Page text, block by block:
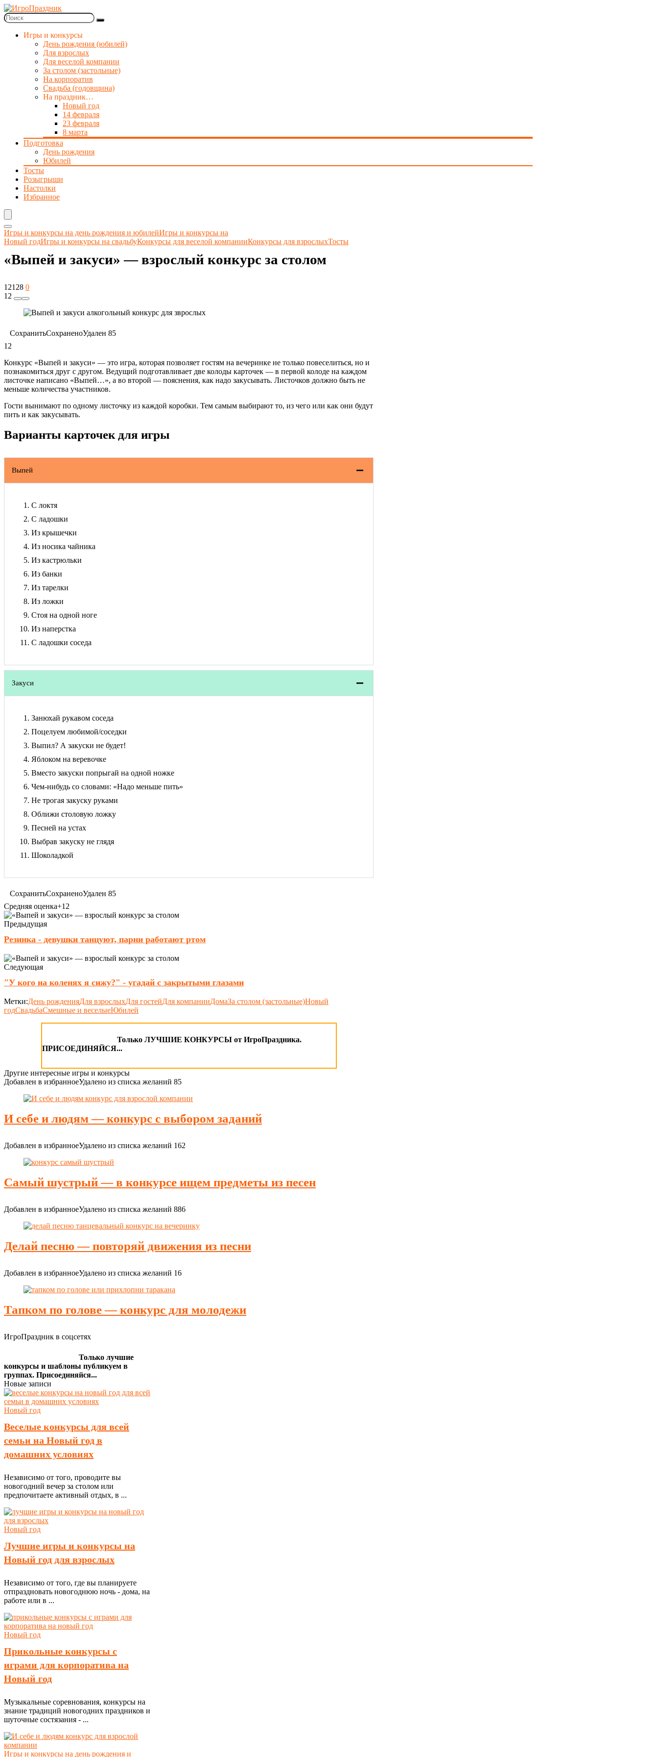
Игры и конкурсы
День рождения (юбилей)
Для взрослых
Для веселой компании
За столом (застольные)
На корпоратив
Свадьба (годовщина)
На праздник…
Новый год
14 февраля
23 февраля
8 марта
Подготовка
День рождения
Юбилей
Тосты
Розыгрыши
Настолки
Избранное
Игры и конкурсы на день рождения и юбилейИгры и конкурсы на
Новый годИгры и конкурсы на свадьбуКонкурсы для веселой компанииКонкурсы для взрослыхТосты
«Выпей и закуси» — взрослый конкурс за столом
12128 0
12
СохранитьСохраненоУдален 85
12
Конкурс «Выпей и закуси» — это игра, которая позволяет гостям на вечеринке не только повеселиться, но и
познакомиться друг с другом. Ведущий подготавливает две колоды карточек — в первой колоде на каждом
листочке написано «Выпей…», а во второй — пояснения, как надо закусывать. Листочков должно быть не
меньше количества участников.
Гости вынимают по одному листочку из каждой коробки. Тем самым выбирают то, из чего или как они будут
пить и как закусывать.
Варианты карточек для игры
Выпей
С локтя
С ладошки
Из крышечки
Из носика чайника
Из кастрюльки
Из банки
Из тарелки
Из ложки
Стоя на одной ноге
Из наперстка
С ладошки соседа
Закуси
Занюхай рукавом соседа
Поцелуем любимой/соседки
Выпил? А закуски не будет!
Яблоком на веревочке
Вместо закуски попрыгай на одной ножке
Чем-нибудь со словами: «Надо меньше пить»
Не трогая закуску руками
Оближи столовую ложку
Песней на устах
Выбрав закуску не глядя
Шоколадкой
СохранитьСохраненоУдален 85
Средняя оценка+12
Предыдущая
Резинка - девушки танцуют, парни работают ртом
Следующая
"У кого на коленях я сижу?" - угадай с закрытыми глазами
Метки:День рожденияДля взрослыхДля гостейДля компанииДомаЗа столом (застольные)Новый
годСвадьбаСмешные и веселыеЮбилей
Только ЛУЧШИЕ КОНКУРСЫ от ИгроПраздника.
ПРИСОЕДИНЯЙСЯ...
Другие интересные игры и конкурсы
Добавлен в избранноеУдалено из списка желаний 85
И себе и людям — конкурс с выбором заданий
Добавлен в избранноеУдалено из списка желаний 162
Самый шустрый — в конкурсе ищем предметы из песен
Добавлен в избранноеУдалено из списка желаний 886
Делай песню — повторяй движения из песни
Добавлен в избранноеУдалено из списка желаний 16
Тапком по голове — конкурс для молодежи
ИгроПраздник в соцсетях
Только лучшие
конкурсы и шаблоны публикуем в
группах. Присоединяйся...
Новые записи
Новый год
Веселые конкурсы для всей
семьи на Новый год в
домашних условиях
Независимо от того, проводите вы
новогодний вечер за столом или
предпочитаете активный отдых, в ...
Новый год
Лучшие игры и конкурсы на
Новый год для взрослых
Независимо от того, где вы планируете
отпраздновать новогоднюю ночь - дома, на
работе или в ...
Новый год
Прикольные конкурсы с
играми для корпоратива на
Новый год
Музыкальные соревнования, конкурсы на
знание традиций новогодних праздников и
шуточные состязания - ...
Игры и конкурсы на день рождения и